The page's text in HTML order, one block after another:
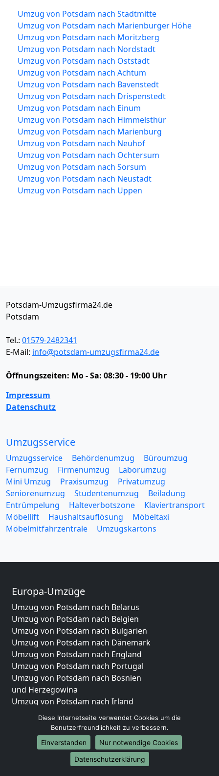
Umzug von Potsdam nach Stadtmitte
Umzug von Potsdam nach Marienburger Höhe
Umzug von Potsdam nach Moritzberg
Umzug von Potsdam nach Nordstadt
Umzug von Potsdam nach Oststadt
Umzug von Potsdam nach Achtum
Umzug von Potsdam nach Bavenstedt
Umzug von Potsdam nach Drispenstedt
Umzug von Potsdam nach Einum
Umzug von Potsdam nach Himmelsthür
Umzug von Potsdam nach Marienburg
Umzug von Potsdam nach Neuhof
Umzug von Potsdam nach Ochtersum
Umzug von Potsdam nach Sorsum
Umzug von Potsdam nach Neustadt
Umzug von Potsdam nach Uppen
Potsdam-Umzugsfirma24.de
Potsdam
Tel.: 01579-2482341
E-Mail: info@potsdam-umzugsfirma24.de
Öffnungszeiten: Mo - Sa: 08:30 - 19:00 Uhr
Impressum
Datenschutz
Umzugsservice
Umzugsservice Behördenumzug
Büroumzug
Fernumzug
Firmenumzug
Laborumzug
Mini Umzug
Praxisumzug
Privatumzug
Seniorenumzug
Studentenumzug
Beiladung
Entrümpelung
Halteverbotszone
Klaviertransport
Möbellift
Haushaltsauflösung
Möbeltaxi
Möbelmitfahrzentrale
Umzugskartons
Europa-Umzüge
Umzug von Potsdam nach Belarus
Umzug von Potsdam nach Belgien
Umzug von Potsdam nach Bulgarien
Umzug von Potsdam nach Dänemark
Umzug von Potsdam nach England
Umzug von Potsdam nach Portugal
Umzug von Potsdam nach Bosnien
und Herzegowina
Umzug von Potsdam nach Irland
Umzug von Potsdam nach Lettland
Umzug von Potsdam nach Zypern
Umzug von Potsdam nach Kroatien
Umzug von Potsdam nach Estland
Umzug von Potsdam nach Finnland
Diese Internetseite verwendet Cookies um die
Benutzerfreundlichkeit zu verbessern.
Einverstanden
Nur notwendige Cookies
Datenschutzerklärung